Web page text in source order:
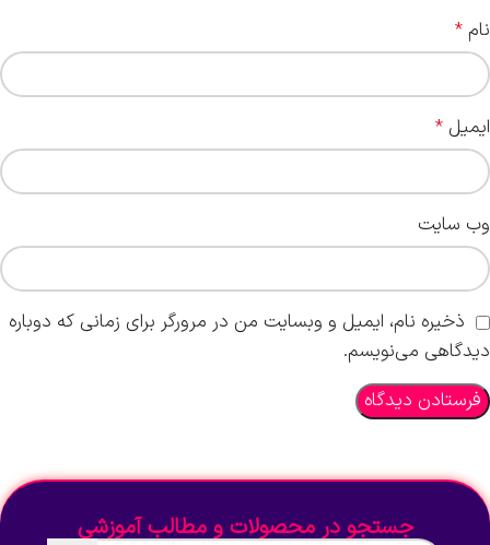
نام *
ایمیل *
وب‌ سایت
ذخیره نام، ایمیل و وبسایت من در مرورگر برای زمانی که دوباره
دیدگاهی می‌نویسم.
جستجو در محصولات و مطالب آموزشی